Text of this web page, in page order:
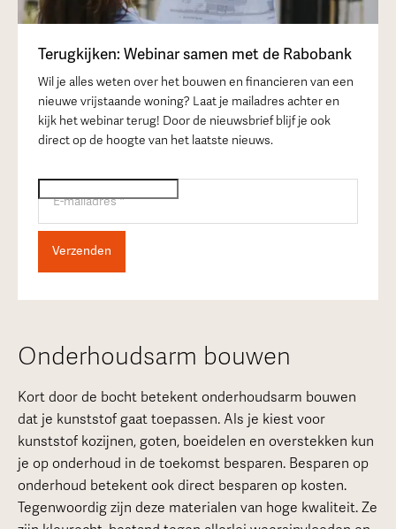
Terugkijken: Webinar samen met de Rabobank
Wil je alles weten over het bouwen en financieren van een
nieuwe vrijstaande woning? Laat je mailadres achter en
kijk het webinar terug! Door de nieuwsbrief blijf je ook
direct op de hoogte van het laatste nieuws.
Onderhoudsarm bouwen
Kort door de bocht betekent onderhoudsarm bouwen
dat je kunststof gaat toepassen. Als je kiest voor
kunststof kozijnen, goten, boeidelen en overstekken kun
je op onderhoud in de toekomst besparen. Besparen op
onderhoud betekent ook direct besparen op kosten.
Tegenwoordig zijn deze materialen van hoge kwaliteit. Ze